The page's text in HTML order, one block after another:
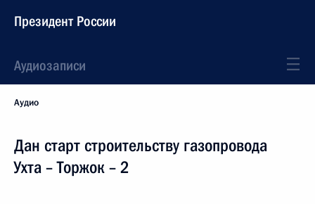
Президент России
Аудиозаписи
Аудио
Дан старт строительству газопровода
Ухта – Торжок – 2